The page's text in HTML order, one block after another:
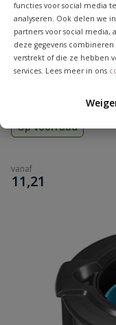
functies voor social media
analyseren. Ook delen we
partners voor social media,
deze gegevens
verstrekt of die ze hebben
services. Lees meer in ons
Gardena
niet kunnen bevriezen.
Op voorraad
vanaf
€
11,21